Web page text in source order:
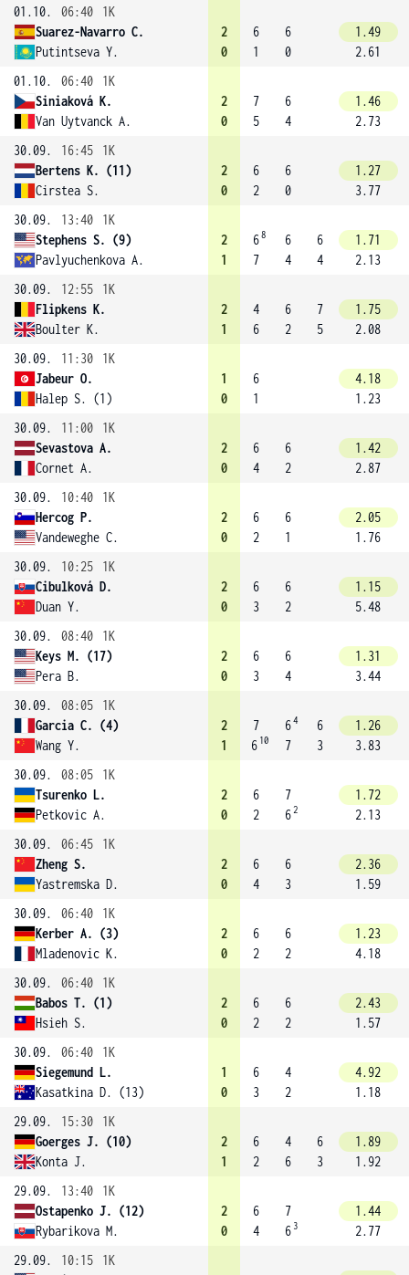
01.10.
06:40
1K
Suarez-Navarro C.
Putintseva Y.
2
0
6
1
6
0
1.49
2.61
01.10.
06:40
1K
Siniaková K.
Van Uytvanck A.
2
0
7
5
6
4
1.46
2.73
30.09.
16:45
1K
Bertens K. (11)
Cirstea S.
2
0
6
2
6
0
1.27
3.77
30.09.
13:40
1K
Stephens S. (9)
Pavlyuchenkova A.
2
1
68
7
6
4
6
4
1.71
2.13
30.09.
12:55
1K
Flipkens K.
Boulter K.
2
1
4
6
6
2
7
5
1.75
2.08
30.09.
11:30
1K
Jabeur O.
Halep S. (1)
1
0
6
1
4.18
1.23
30.09.
11:00
1K
Sevastova A.
Cornet A.
2
0
6
4
6
2
1.42
2.87
30.09.
10:40
1K
Hercog P.
Vandeweghe C.
2
0
6
2
6
1
2.05
1.76
30.09.
10:25
1K
Cibulková D.
Duan Y.
2
0
6
3
6
2
1.15
5.48
30.09.
08:40
1K
Keys M. (17)
Pera B.
2
0
6
3
6
4
1.31
3.44
30.09.
08:05
1K
Garcia C. (4)
Wang Y.
2
1
7
6 10
64
7
6
3
1.26
3.83
30.09.
08:05
1K
Tsurenko L.
Petkovic A.
2
0
6
2
7
62
1.72
2.13
30.09.
06:45
1K
Zheng S.
Yastremska D.
2
0
6
4
6
3
2.36
1.59
30.09.
06:40
1K
Kerber A. (3)
Mladenovic K.
2
0
6
2
6
2
1.23
4.18
30.09.
06:40
1K
Babos T. (1)
Hsieh S.
2
0
6
2
6
2
2.43
1.57
30.09.
06:40
1K
Siegemund L.
Kasatkina D. (13)
1
0
6
3
4
2
4.92
1.18
29.09.
15:30
1K
Goerges J. (10)
Konta J.
2
1
6
2
4
6
6
3
1.89
1.92
29.09.
13:40
1K
Ostapenko J. (12)
Rybarikova M.
2
0
6
4
7
6 3
1.44
2.77
29.09.
10:15
1K